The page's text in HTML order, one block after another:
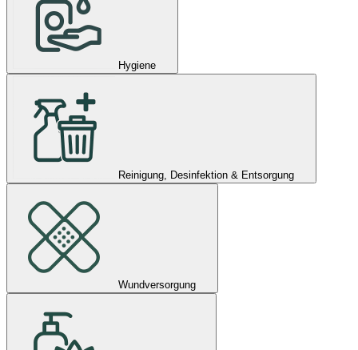
Hygiene
Reinigung, Desinfektion & Entsorgung
Wundversorgung